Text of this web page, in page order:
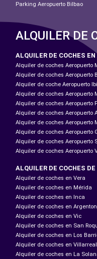
Parking Aeropuerto Bilbao
ALQUILER DE
ALQUILER DE COCHES
Alquiler de coches Aeropuerto
Alquiler de coches Aeropuerto
Alquiler de coche Aeropuerto
Alquiler de coches Aeropuerto
Alquiler de coches Aeropuerto
Alquiler de coches Aeropuerto
Alquiler de coches Aeropuerto
Alquiler de coches Aeropuerto
Alquiler de coches Aeropuerto
Alquiler de coches Aeropuerto
ALQUILER DE COCHES DE
Alquiler de coches en Vera
Alquiler de coches en Mérida
Alquiler de coches en Inca
Alquiler de coches en
Alquiler de coches en Vic
Alquiler de coches en San
Alquiler de coches en Los
Alquiler de coches en Villarreal
Alquiler de coches en La